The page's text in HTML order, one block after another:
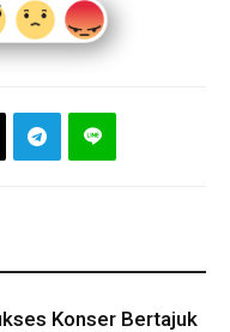
Konser Bertajuk